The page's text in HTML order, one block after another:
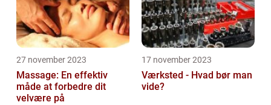
27 november 2023
Massage: En effektiv
måde at forbedre dit
velvære på
17 november 2023
Værksted - Hvad bør man
vide?